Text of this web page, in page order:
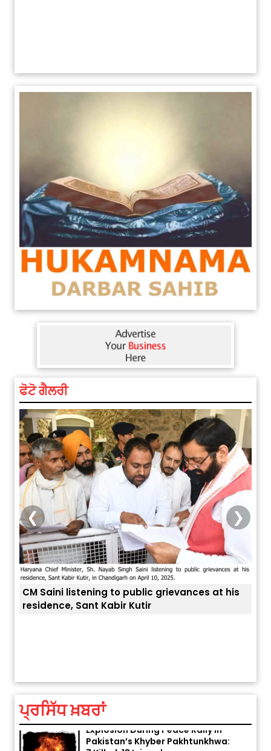
ਫੋਟੋ ਗੈਲਰੀ
CM Saini listening to public grievances at his
residence, Sant Kabir Kutir
❮ ❯
ਪ੍ਰਸਿੱਧ ਖ਼ਬਰਾਂExplosion During Peace Rally in
Pakistan’s Khyber Pakhtunkhwa:
7 Killed, 18 Injured